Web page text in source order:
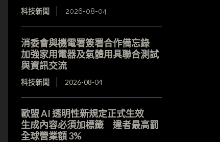
科技新聞 2026-08-04
消委會與機電署簽署合作備忘錄
加強家用電器及氣體用具聯合測試
與資訊交流
科技新聞 2026-08-04
歐盟 AI 透明性新規定正式生效
生成內容必須加標籤 違者最高罰
全球營業額 3%